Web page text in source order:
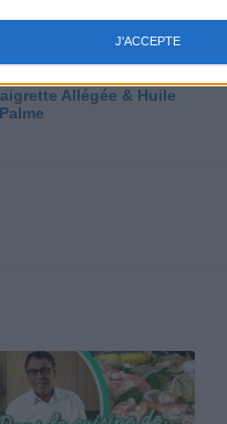
J'ACCEPTE
Allégée & Huile